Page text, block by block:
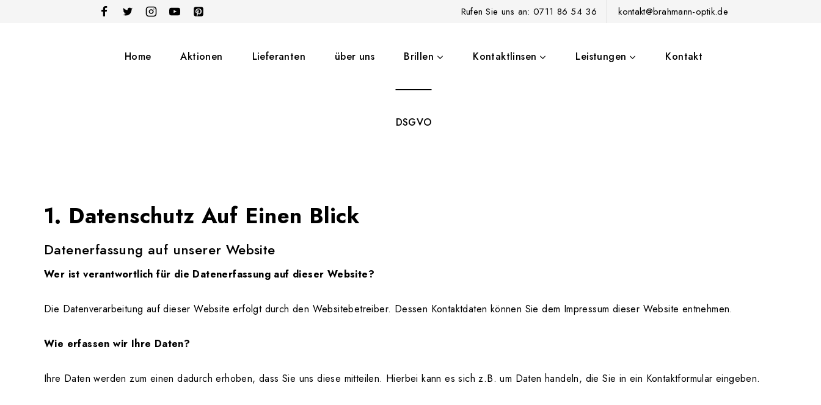
Rufen Sie uns an: 0711 86 54 36 kontakt@brahmann-optik.de
Home Aktionen Lieferanten über uns Brillen Kontaktlinsen Leistungen Kontakt
DSGVO
1. Datenschutz Auf Einen Blick
Datenerfassung auf unserer Website
Wer ist verantwortlich für die Datenerfassung auf dieser Website?
Die Datenverarbeitung auf dieser Website erfolgt durch den Websitebetreiber. Dessen Kontaktdaten können Sie dem Impressum dieser Website entnehmen.
Wie erfassen wir Ihre Daten?
Ihre Daten werden zum einen dadurch erhoben, dass Sie uns diese mitteilen. Hierbei kann es sich z.B. um Daten handeln, die Sie in ein Kontaktformular eingeben.